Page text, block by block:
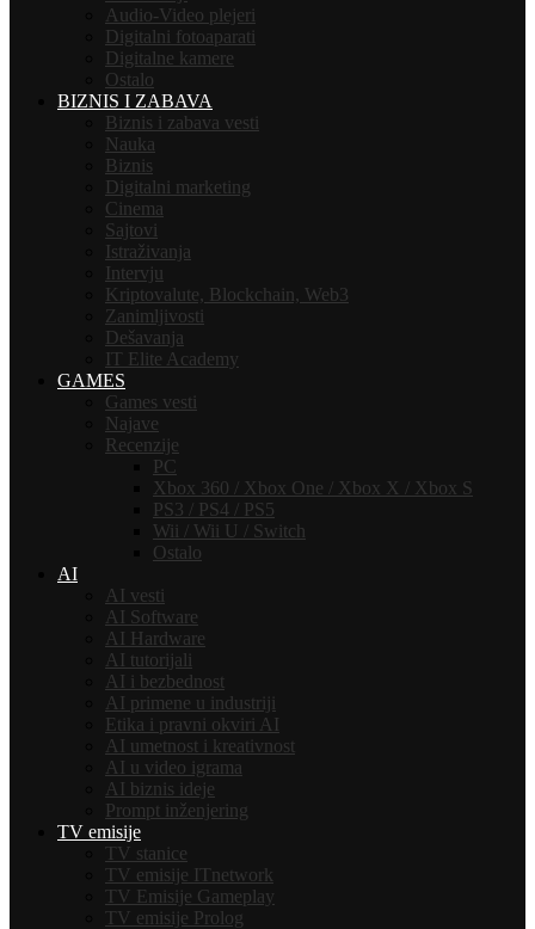
Audio-Video plejeri
Digitalni fotoaparati
Digitalne kamere
Ostalo
BIZNIS I ZABAVA
Biznis i zabava vesti
Nauka
Biznis
Digitalni marketing
Cinema
Sajtovi
Istraživanja
Intervju
Kriptovalute, Blockchain, Web3
Zanimljivosti
Dešavanja
IT Elite Academy
GAMES
Games vesti
Najave
Recenzije
PC
Xbox 360 / Xbox One / Xbox X / Xbox S
PS3 / PS4 / PS5
Wii / Wii U / Switch
Ostalo
AI
AI vesti
AI Software
AI Hardware
AI tutorijali
AI i bezbednost
AI primene u industriji
Etika i pravni okviri AI
AI umetnost i kreativnost
AI u video igrama
AI biznis ideje
Prompt inženjering
TV emisije
TV stanice
TV emisije ITnetwork
TV Emisije Gameplay
TV emisije Prolog